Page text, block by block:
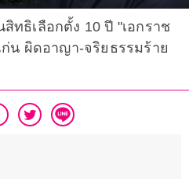
ทธิเลือกตั้ง 10 ปี "เอกราช
น ผิดอาญา-จริยธรรมร้าย